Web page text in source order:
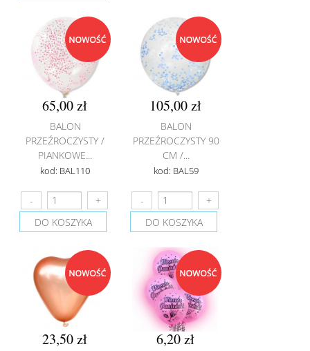
65,00 zł
BALON
PRZEŹROCZYSTY /
PIANKOWE...
kod: BAL110
DO KOSZYKA
105,00 zł
BALON
PRZEŹROCZYSTY 90
CM /...
kod: BAL59
DO KOSZYKA
23,50 zł 6,20 zł